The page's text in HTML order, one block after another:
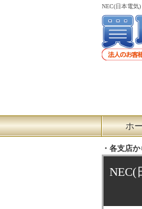
NEC(日本電気
ホ
・各支店
NEC(